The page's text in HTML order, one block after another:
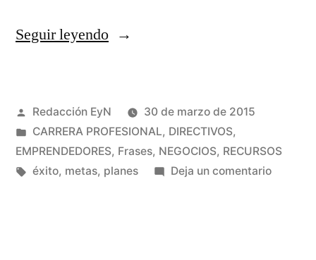
Seguir leyendo«Un
es
como
un
Publicado
por
Redacción EyN
30 de marzo de 2015
Publicado
en
CARRERA PROFESIONAL, DIRECTIVOS,
EMPRENDEDORES, Frases, NEGOCIOS, RECURSOS
Etiquetas:
éxito, metas, planes Deja un comentarioen